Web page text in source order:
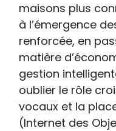
maisons plus
à l’émergence
renforcée, en
matière
gestion
oublier le rôle
vocaux et la
(Internet des